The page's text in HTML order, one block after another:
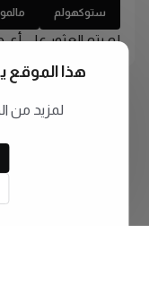
ستوكهولم مالمو
لم يتم العثور على أي
هذا الموقع
لمزيد من